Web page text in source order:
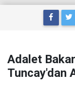
Adalet
Tuncay'dan